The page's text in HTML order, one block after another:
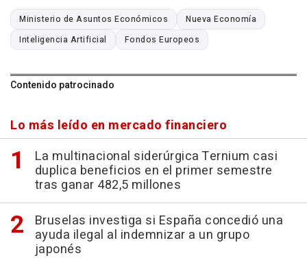
Ministerio de Asuntos Económicos
Nueva Economía
Inteligencia Artificial
Fondos Europeos
Contenido patrocinado
Lo más leído en mercado financiero
La multinacional siderúrgica Ternium casi
duplica beneficios en el primer semestre
tras ganar 482,5 millones
Bruselas investiga si España concedió una
ayuda ilegal al indemnizar a un grupo
japonés